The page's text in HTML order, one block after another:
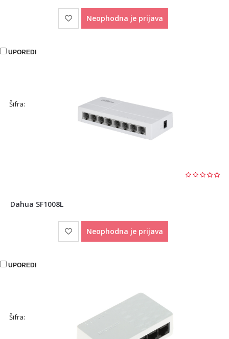
Neophodna je prijava
UPOREDI
Šifra:
Dahua SF1008L
Neophodna je prijava
UPOREDI
Šifra: